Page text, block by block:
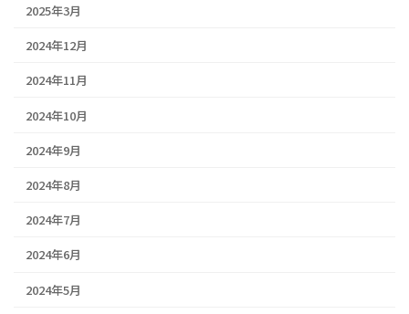
2025年3月
2024年12月
2024年11月
2024年10月
2024年9月
2024年8月
2024年7月
2024年6月
2024年5月